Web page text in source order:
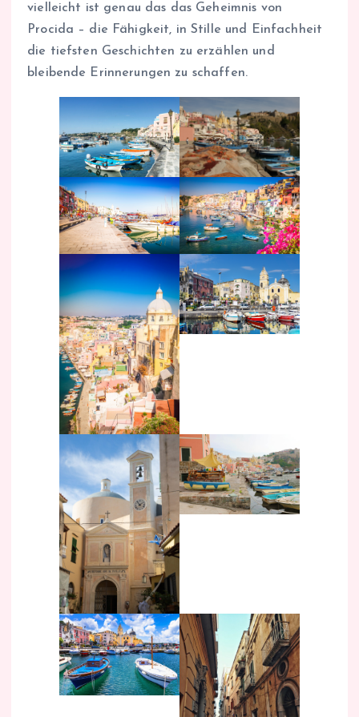
vielleicht ist genau das das Geheimnis von
Procida – die Fähigkeit, in Stille und Einfachheit
die tiefsten Geschichten zu erzählen und
bleibende Erinnerungen zu schaffen.